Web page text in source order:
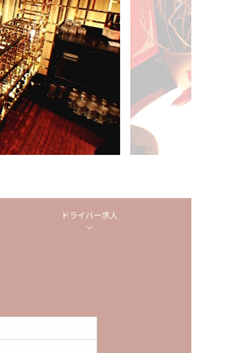
ドライバー求人